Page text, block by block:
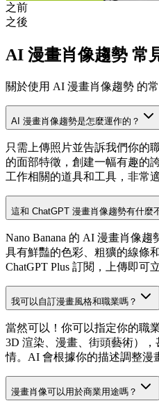
之前
之後
AI 漫畫肖像趨勢 常
關於使用 AI 漫畫肖像趨勢 的
AI 漫畫肖像趨勢是怎麼運作的？
只需上傳照片並告訴我們你的
的面部特徵，創建一幅有趣的
工作相關的道具和工具，非常
這和 ChatGPT 漫畫肖像趨勢有什麼
Nano Banana 的 AI 漫畫肖像趨
具有鮮豔的色彩、粗獷的線條
ChatGPT Plus 訂閱，上傳即可
我可以自訂漫畫風格和職業嗎？
當然可以！你可以指定你的職
3D 渲染、漫畫、街頭藝術）
情。AI 會根據你的描述調整漫
漫畫肖像可以用於商業用途嗎？